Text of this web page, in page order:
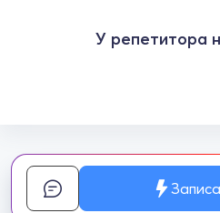
У репетитора